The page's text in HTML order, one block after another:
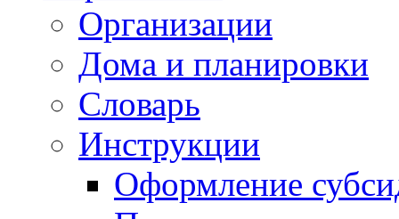
Организации
Дома и планировки
Словарь
Инструкции
Оформление